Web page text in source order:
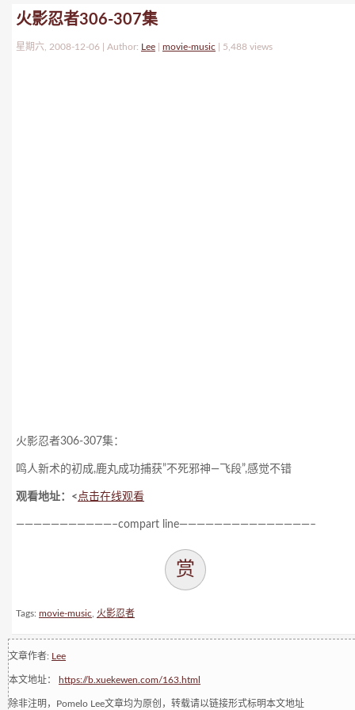
火影忍者306-307集
星期六, 2008-12-06 | Author: Lee movie-music 5,488 views
火影忍者306-307集：
鸣人新术的初成,鹿丸成功捕获”不死邪神—飞段”,感觉不错
观看地址：<点击在线观看
———————————–compart line———————————————–
赏
Tags: movie-music 火影忍者
文章作者: Lee
本文地址： https://b.xuekewen.com/163.html
除非注明，Pomelo Lee文章均为原创，转载请以链接形式标明本文地址